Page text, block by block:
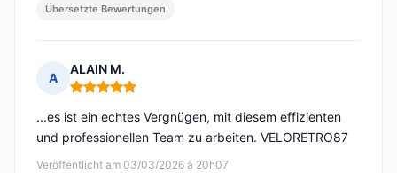
Übersetzte Bewertungen
A
ALAIN M.
Hinweis: 5 von 5
Veröffentlicht am 03/03/2026 à 20h07
...es ist ein echtes Vergnügen, mit diesem effizienten
und professionellen Team zu arbeiten. VELORETRO87